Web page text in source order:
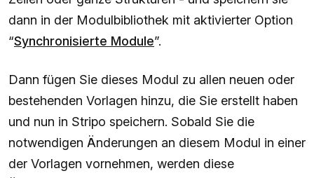
dann in der Modulbibliothek mit aktivierter Option
“Synchronisierte Module”.
Dann fügen Sie dieses Modul zu allen neuen oder
bestehenden Vorlagen hinzu, die Sie erstellt haben
und nun in Stripo speichern. Sobald Sie die
notwendigen Änderungen an diesem Modul in einer
der Vorlagen vornehmen, werden diese